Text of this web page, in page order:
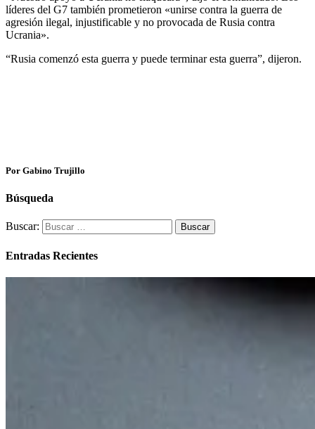
líderes del G7 también prometieron «unirse contra la guerra de
agresión ilegal, injustificable y no provocada de Rusia contra
Ucrania».
“Rusia comenzó esta guerra y puede terminar esta guerra”, dijeron.
Por Gabino Trujillo
Búsqueda
Buscar:
Entradas Recientes